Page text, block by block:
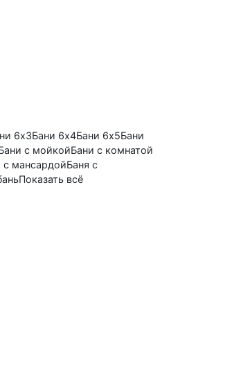
6х3Бани 6х4Бани 6х5Бани
с мойкойБани с комнатой
с мансардойБаня с
Показать всё